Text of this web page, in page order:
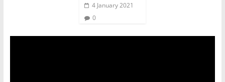
4 January 2021
0